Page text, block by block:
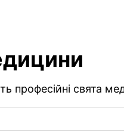
професійні свята